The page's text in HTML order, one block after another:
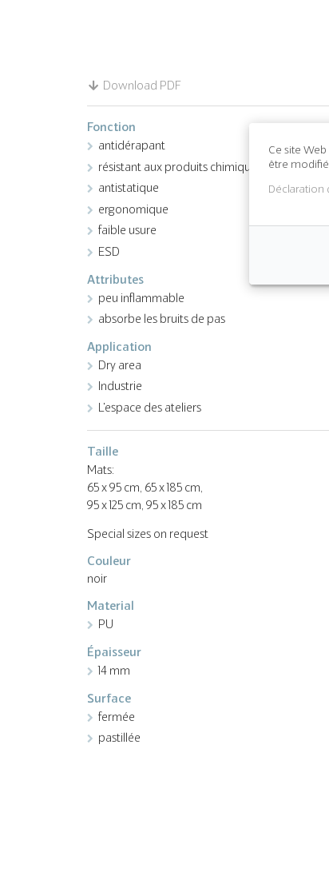
Download PDF
Fonction
antidérapant
résistant aux produits chimiques
antistatique
ergonomique
faible usure
ESD
Attributes
peu inflammable
absorbe les bruits de pas
Application
Dry area
Industrie
L'espace des ateliers
Taille
Mats:
65 x 95 cm, 65 x 185 cm,
95 x 125 cm, 95 x 185 cm
Special sizes on request
Couleur
noir
Material
PU
Épaisseur
14 mm
Surface
fermée
pastillée
Ce site
être
Déclaration